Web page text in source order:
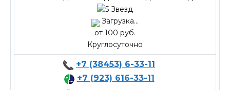
Загрузка...
от 100 руб.
Круглосуточно
+7 (38453) 6-33-11
+7 (923) 616-33-11